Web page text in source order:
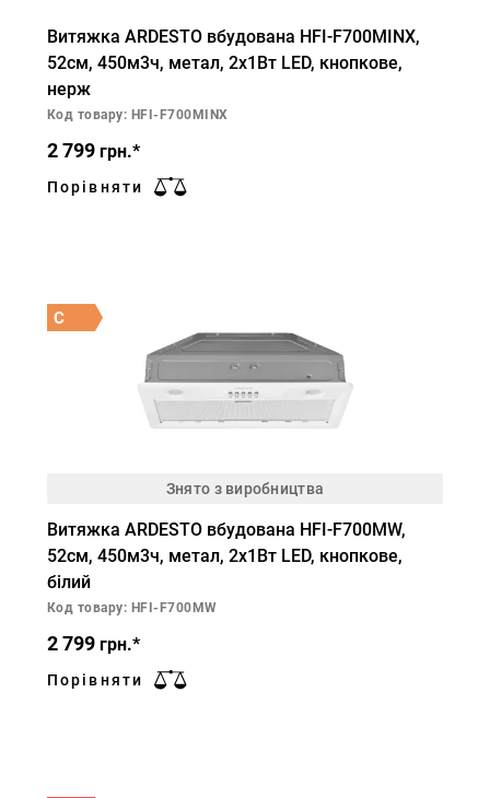
Витяжка ARDESTO вбудована HFI-F700MINX,
52см, 450м3ч, метал, 2х1Вт LED, кнопкове,
нерж
Код товару: HFI-F700MINX
2 799 грн.*
Порівняти
C
Знято з виробництва
Витяжка ARDESTO вбудована HFI-F700MW,
52см, 450м3ч, метал, 2х1Вт LED, кнопкове,
білий
Код товару: HFI-F700MW
2 799 грн.*
Порівняти